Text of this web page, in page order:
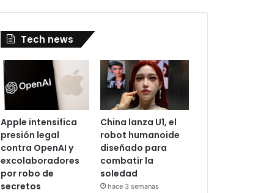
Tech news
Apple intensifica
presión legal
contra OpenAI y
excolaboradores
por robo de
secretos
China lanza U1, el
robot humanoide
diseñado para
combatir la
soledad
hace 3 semanas